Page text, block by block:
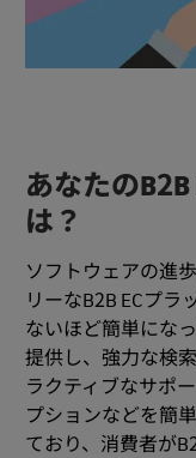
あなたの
は？
ソフトウェアの進
リーなB2B ECプラ
ないほど簡単にな
提供し、強力な検
ラクティブなサポ
プションなどを簡
ており、消費者が